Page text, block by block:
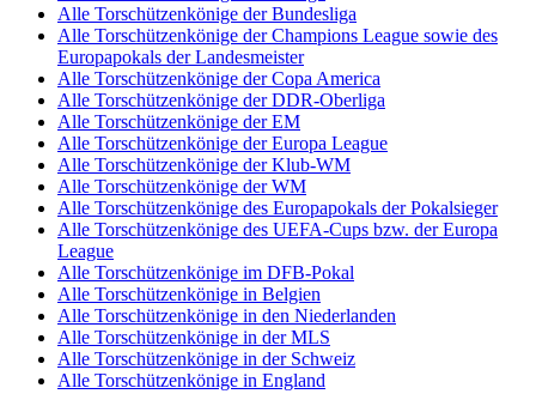
Alle Torschützenkönige der Bundesliga
Alle Torschützenkönige der Champions League sowie des
Europapokals der Landesmeister
Alle Torschützenkönige der Copa America
Alle Torschützenkönige der DDR-Oberliga
Alle Torschützenkönige der EM
Alle Torschützenkönige der Europa League
Alle Torschützenkönige der Klub-WM
Alle Torschützenkönige der WM
Alle Torschützenkönige des Europapokals der Pokalsieger
Alle Torschützenkönige des UEFA-Cups bzw. der Europa
League
Alle Torschützenkönige im DFB-Pokal
Alle Torschützenkönige in Belgien
Alle Torschützenkönige in den Niederlanden
Alle Torschützenkönige in der MLS
Alle Torschützenkönige in der Schweiz
Alle Torschützenkönige in England